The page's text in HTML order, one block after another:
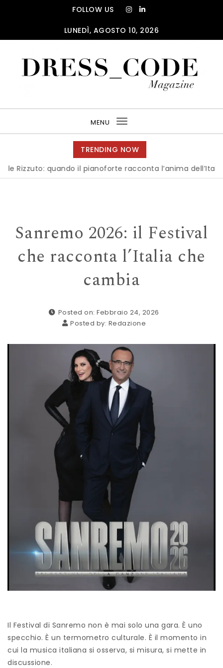
FOLLOW US
LUNEDÌ, AGOSTO 10, 2026
MENU
Toggle
navigation
TRENDING NOW
quando il pianoforte racconta l’anima dell’Italia |
Sanremo 2026: il Festival
che racconta l’Italia che
cambia
Posted on: Febbraio 24, 2026
Posted by: Redazione
Il Festival di Sanremo non è mai solo una gara. È uno
specchio. È un termometro culturale. È il momento in
cui la musica italiana si osserva, si misura, si mette in
discussione.